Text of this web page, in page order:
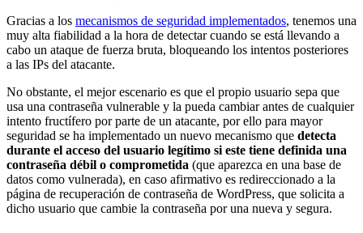
Gracias a los mecanismos de seguridad implementados, tenemos una
muy alta fiabilidad a la hora de detectar cuando se está llevando a
cabo un ataque de fuerza bruta, bloqueando los intentos posteriores
a las IPs del atacante.
No obstante, el mejor escenario es que el propio usuario sepa que
usa una contraseña vulnerable y la pueda cambiar antes de cualquier
intento fructífero por parte de un atacante, por ello para mayor
seguridad se ha implementado un nuevo mecanismo que detecta
durante el acceso del usuario legítimo si este tiene definida una
contraseña débil o comprometida (que aparezca en una base de
datos como vulnerada), en caso afirmativo es redireccionado a la
página de recuperación de contraseña de WordPress, que solicita a
dicho usuario que cambie la contraseña por una nueva y segura.